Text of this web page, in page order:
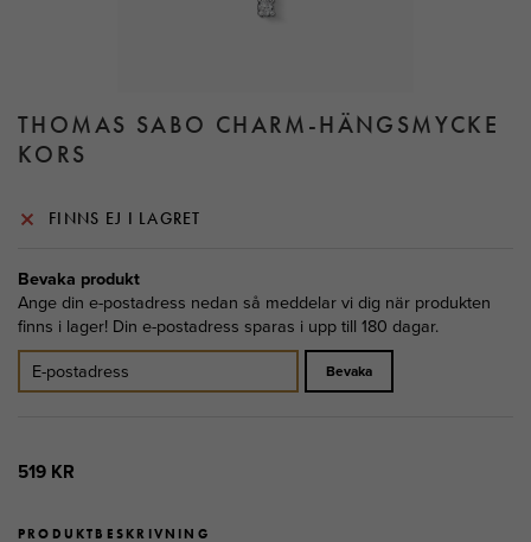
THOMAS SABO CHARM-HÄNGSMYCKE
KORS
PRODUKTBESKRIVNING
519 KR
FINNS EJ I LAGRET
Bevaka produkt
Ange din e-postadress nedan så meddelar vi dig när produkten
finns i lager! Din e-postadress sparas i upp till 180 dagar.
Bevaka